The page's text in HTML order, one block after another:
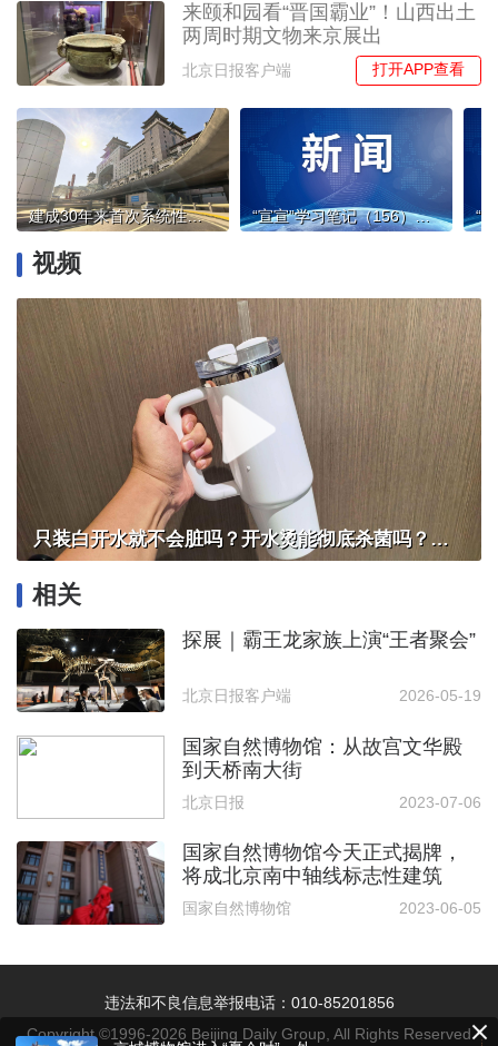
来颐和园看“晋国霸业”！山西出土
两周时期文物来京展出
北京日报客户端 打开APP查看
建成30年来首次系统性大修！北京西站螺旋盘道焕新颜 “宣宣”学习笔记（156）丨锚定新目标 奋力开新局——学习领会中央经济工作会议精神
视频
只装白开水就不会脏吗？开水烫能彻底杀菌吗？感控专家详解“吸管杯”藏菌真相｜都视频·热观察
相关
探展｜霸王龙家族上演“王者聚会”
北京日报客户端 2026-05-19
国家自然博物馆：从故宫文华殿
到天桥南大街
北京日报 2023-07-06
国家自然博物馆今天正式揭牌，
将成北京南中轴线标志性建筑
国家自然博物馆 2023-06-05
违法和不良信息举报电话：010-85201856
Copyright ©1996-2026 Beijing Daily Group, All Rights Reserved